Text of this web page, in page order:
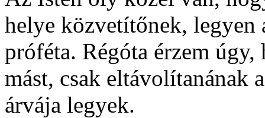
helye közvetítőnek, legyen
próféta. Régóta érzem
mást, csak eltávolítanának
árvája legyek.